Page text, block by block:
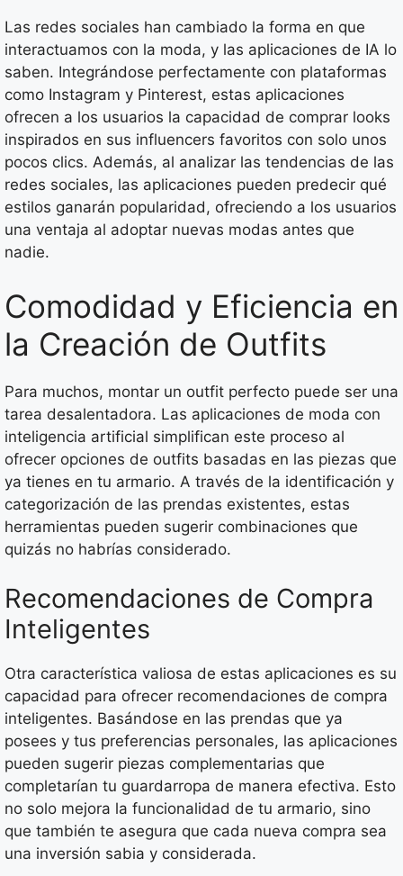
Las redes sociales han cambiado la forma en que
interactuamos con la moda, y las aplicaciones de IA lo
saben. Integrándose perfectamente con plataformas
como Instagram y Pinterest, estas aplicaciones
ofrecen a los usuarios la capacidad de comprar looks
inspirados en sus influencers favoritos con solo unos
pocos clics. Además, al analizar las tendencias de las
redes sociales, las aplicaciones pueden predecir qué
estilos ganarán popularidad, ofreciendo a los usuarios
una ventaja al adoptar nuevas modas antes que
nadie.
Comodidad y Eficiencia en
la Creación de Outfits
Para muchos, montar un outfit perfecto puede ser una
tarea desalentadora. Las aplicaciones de moda con
inteligencia artificial simplifican este proceso al
ofrecer opciones de outfits basadas en las piezas que
ya tienes en tu armario. A través de la identificación y
categorización de las prendas existentes, estas
herramientas pueden sugerir combinaciones que
quizás no habrías considerado.
Recomendaciones de Compra
Inteligentes
Otra característica valiosa de estas aplicaciones es su
capacidad para ofrecer recomendaciones de compra
inteligentes. Basándose en las prendas que ya
posees y tus preferencias personales, las aplicaciones
pueden sugerir piezas complementarias que
completarían tu guardarropa de manera efectiva. Esto
no solo mejora la funcionalidad de tu armario, sino
que también te asegura que cada nueva compra sea
una inversión sabia y considerada.